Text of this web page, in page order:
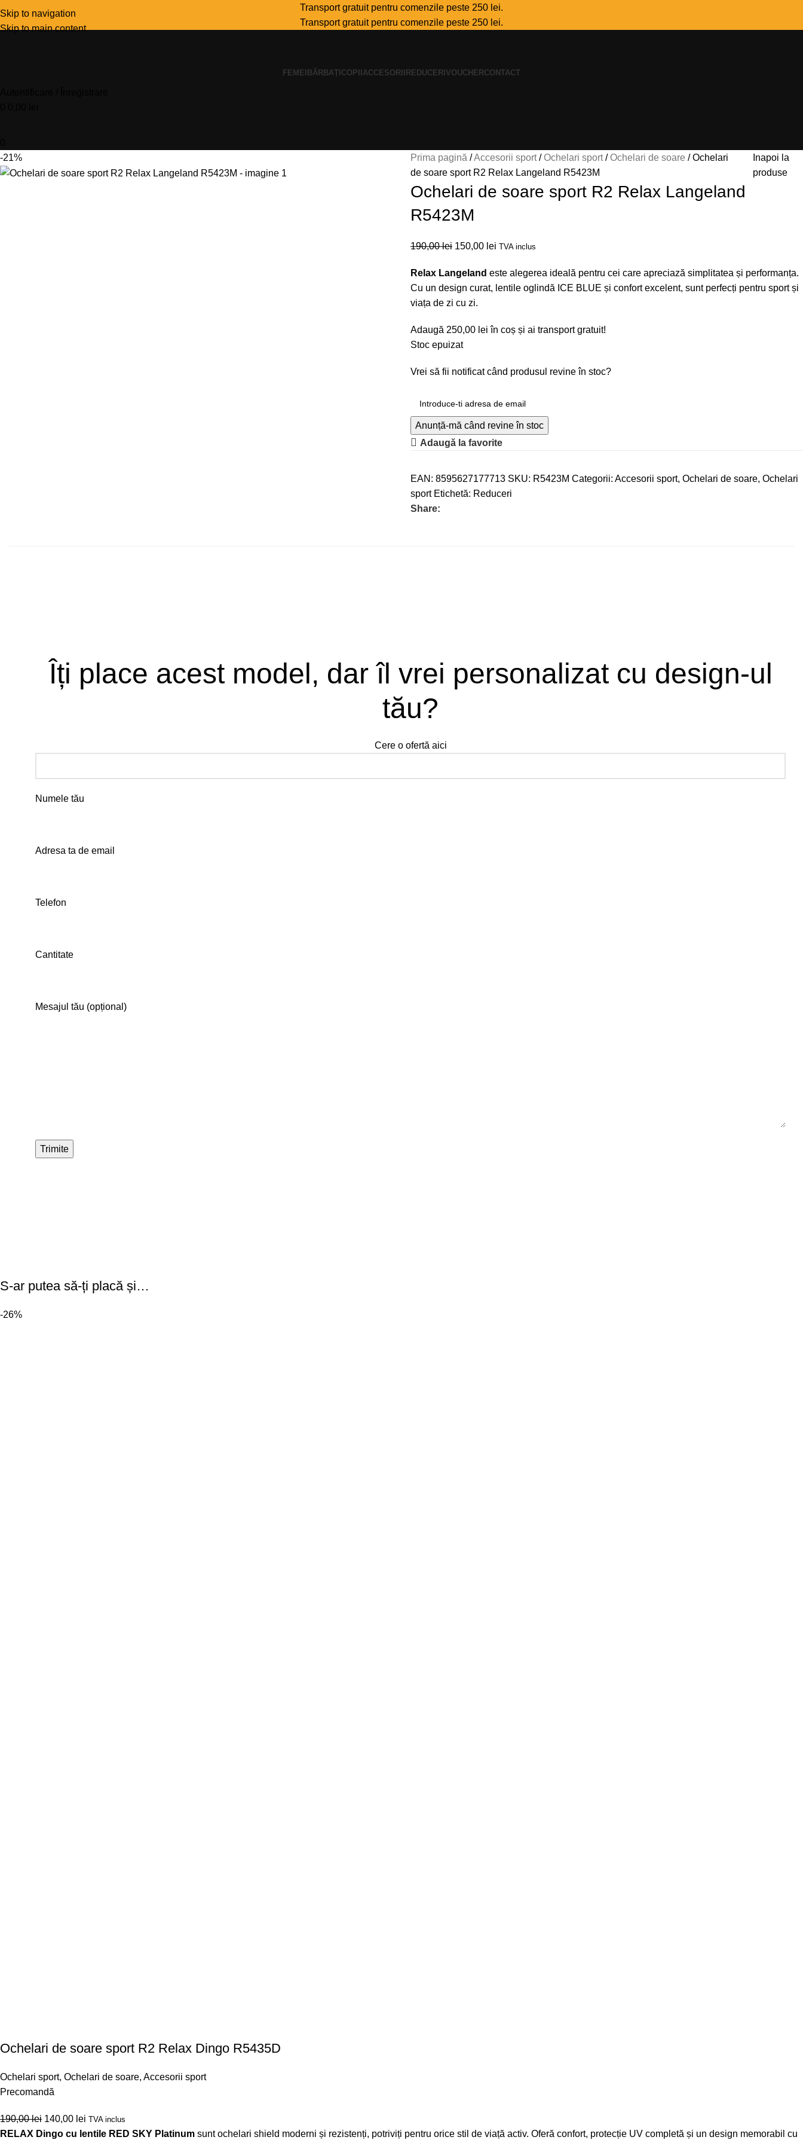
Skip to navigation
Skip to main content
Transport gratuit pentru comenzile peste 250 lei.
Transport gratuit pentru comenzile peste 250 lei.
FEMEI BĂRBAȚI COPII ACCESORII REDUCERI VOUCHERCONTACT
-21%
Prima pagină Accesorii sport Ochelari sport Ochelari de soare
Ochelari
de soare sport R2 Relax Langeland R5423M
Inapoi la
produse
Ochelari de soare sport R2 Relax Langeland
R5423M
190,00lei 150,00 lei TVA inclus
Relax Langeland este alegerea ideală pentru cei care apreciază simplitatea și performanța.
Cu un design curat, lentile oglindă ICE BLUE și confort excelent, sunt perfecți pentru sport și
viața de zi cu zi.
Adaugă 250,00 lei în coș și ai transport gratuit!
Stoc epuizat
Vrei să fii notificat când produsul revine în stoc?
Anunță-mă când revine în stoc
Adaugă la favorite
EAN: 8595627177713 SKU: R5423M Categorii: Accesorii sport, Ochelari de soare, Ochelari
sport Etichetă: Reduceri
Share:
Îți place acest model, dar îl vrei personalizat cu design-ul
tău?
Cere o ofertă aici
Numele tău
Adresa ta de email
Telefon
Cantitate
Mesajul tău (opțional)
S-ar putea să-ți placă și…
-26%
Ochelari de soare sport R2 Relax Dingo R5435D
Ochelari sport, Ochelari de soare, Accesorii sport
Precomandă
190,00lei 140,00 lei TVA inclus
RELAX Dingo cu lentile RED SKY Platinum sunt ochelari shield moderni și rezistenți, potriviți pentru orice stil de viață activ. Oferă confort, protecție UV completă și un design memorabil cu